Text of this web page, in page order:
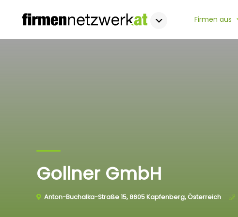
Firmen aus
Gollner GmbH
Anton-Buchalka-Straße 15, 8605 Kapfenberg, Österreich